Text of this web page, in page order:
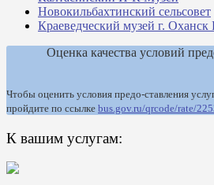
Новокильбахтинский сельсовет
Краеведческий музей г.
Оценка качества условий
Чтобы оценить условия предо-ставления
пройдите по ссылке bus.gov.ru/qrcode/rate/
К вашим услугам: